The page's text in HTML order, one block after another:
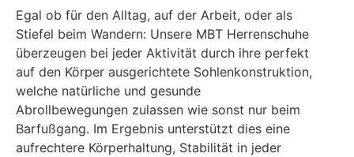
Egal ob für den Alltag, auf der Arbeit, oder als
Stiefel beim Wandern: Unsere MBT Herrenschuhe
überzeugen bei jeder Aktivität durch ihre perfekt
auf den Körper ausgerichtete Sohlenkonstruktion,
welche natürliche und gesunde
Abrollbewegungen zulassen wie sonst nur beim
Barfußgang. Im Ergebnis unterstützt dies eine
aufrechtere Körperhaltung, Stabilität in jeder